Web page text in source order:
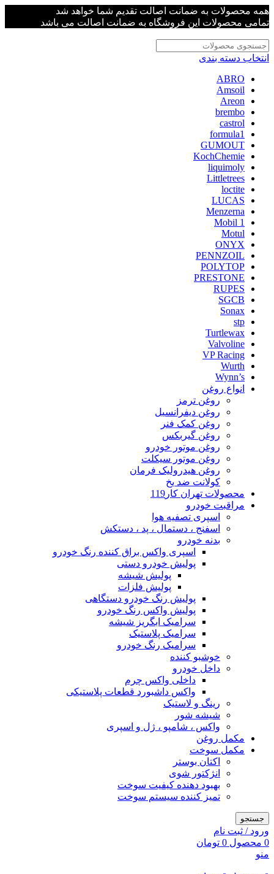
همه محصولات به ضمانت اصالت تقدیم شما خواهد شد
تمامی محصولات این فروشگاه به ضمانت اصالت می باشد
انتخاب دسته بندی
ABRO
Amsoil
Areon
brembo
castrol
formula1
GUMOUT
KochChemie
liquimoly
Littletrees
loctite
LUCAS
Menzerna
Mobil 1
Motul
ONYX
PENNZOIL
POLYTOP
PRESTONE
RUPES
SGCB
Sonax
stp
Turtlewax
Valvoline
VP Racing
Wurth
Wynn’s
انواع روغن
روغن ترمز
روغن دیفرانسیل
روغن کمک فنر
روغن گیربکس
روغن موتور خودرو
روغن موتور سیکلت
روغن هیدرولیک فرمان
کولانت ضد یخ
محصولات تهران کار119
مراقبت خودرو
اسپری تصفیه هوا
اسفنج ، دستمال ، پد ، دستکش
بدنه خودرو
اسپری واکس براق کننده رنگ خودرو
پولیش خودرو دستی
پولیش شیشه
پولیش فلزات
پولیش رنگ خودرو دستگاهی
پولیش واکس رنگ خودرو
سرامیک ابگریز شیشه
سرامیک پلاستیک
سرامیک رنگ خودرو
خوشبو کننده
داخل خودرو
داخلی واکس چرم
واکس داشبورد قطعات پلاستیکی
رینگ و لاستیک
شیشه شور
واکس ، شامپو ، ژل و اسپری
مکمل روغن
مکمل سوخت
اکتان بوستر
انژکتور شوی
بهبود دهنده کیفیت سوخت
تمیز کننده سیستم سوخت
جستجو
ورود / ثبت نام
0 محصول 0 تومان
منو